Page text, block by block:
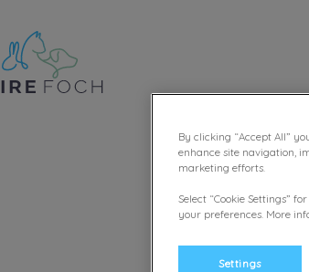
Page d'accueil de Clinique vétérinaire Foch
By clicking “Accept All”
enhance site navigation,
marketing efforts.
Select “Cookie Settings”
your preferences. More
Settings